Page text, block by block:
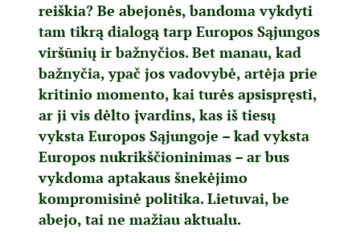
reiškia? Be abejonės, bandoma vykdyti
tam tikrą dialogą tarp Europos Sąjungos
viršūnių ir bažnyčios. Bet manau, kad
bažnyčia, ypač jos vadovybė, artėja prie
kritinio momento, kai turės apsispręsti,
ar ji vis dėlto įvardins, kas iš tiesų
vyksta Europos Sąjungoje – kad vyksta
Europos nukrikščioninimas – ar bus
vykdoma aptakaus šnekėjimo
kompromisinė politika. Lietuvai, be
abejo, tai ne mažiau aktualu.